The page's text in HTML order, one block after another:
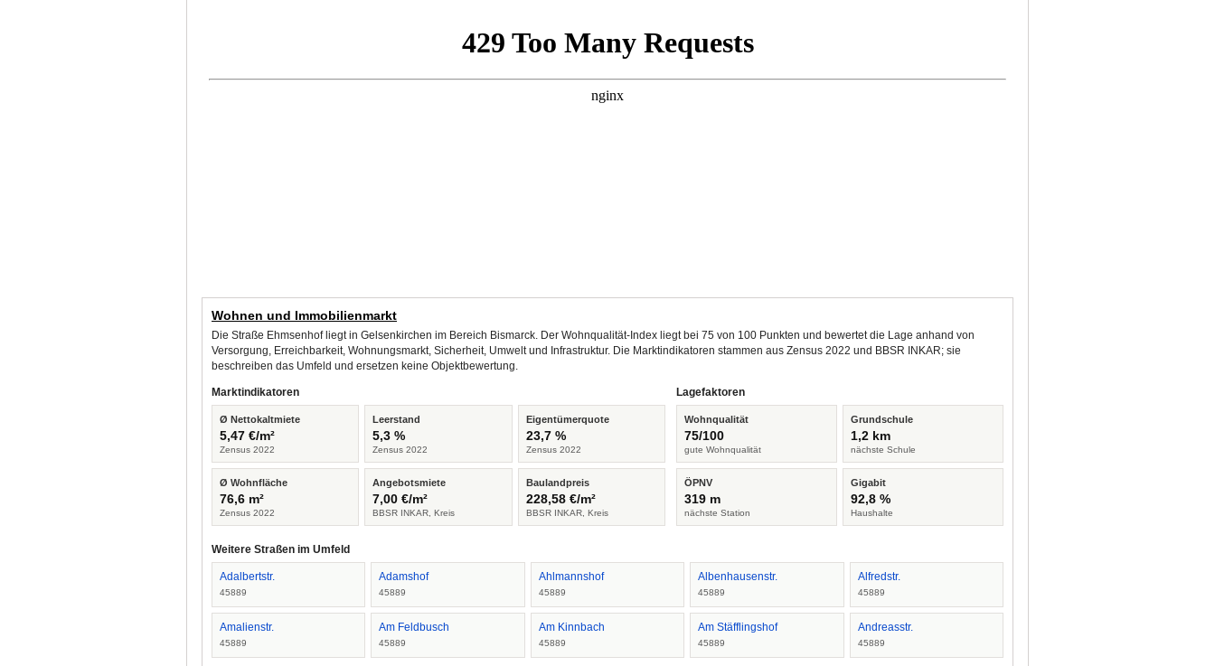
Wohnen und Immobilienmarkt
Die Straße Ehmsenhof liegt in Gelsenkirchen im Bereich Bismarck. Der Wohnqualität-Index liegt bei 75 von 100 Punkten und bewertet die Lage anhand von
Versorgung, Erreichbarkeit, Wohnungsmarkt, Sicherheit, Umwelt und Infrastruktur. Die Marktindikatoren stammen aus Zensus 2022 und BBSR INKAR; sie
beschreiben das Umfeld und ersetzen keine Objektbewertung.
Marktindikatoren
Ø Nettokaltmiete
5,47 €/m²
Zensus 2022
Leerstand
5,3 %
Zensus 2022
Eigentümerquote
23,7 %
Zensus 2022
Ø Wohnfläche
76,6 m²
Zensus 2022
Angebotsmiete
7,00 €/m²
BBSR INKAR, Kreis
Baulandpreis
228,58 €/m²
BBSR INKAR, Kreis
Lagefaktoren
Wohnqualität
75/100
gute Wohnqualität
Grundschule
1,2 km
nächste Schule
ÖPNV
319 m
nächste Station
Gigabit
92,8 %
Haushalte
Weitere Straßen im Umfeld
Adalbertstr.
45889
Adamshof
45889
Ahlmannshof
45889
Albenhausenstr.
45889
Alfredstr.
45889
Amalienstr.
45889
Am Feldbusch
45889
Am Kinnbach
45889
Am Stäfflingshof
45889
Andreasstr.
45889